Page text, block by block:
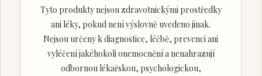
Tyto produkty nejsou zdravotnickými prostředky
ani léky, pokud není výslovně uvedeno jinak.
Nejsou určeny k diagnostice, léčbě, prevenci ani
vyléčení jakéhokoli onemocnění a nenahrazují
odbornou lékařskou, psychologickou,